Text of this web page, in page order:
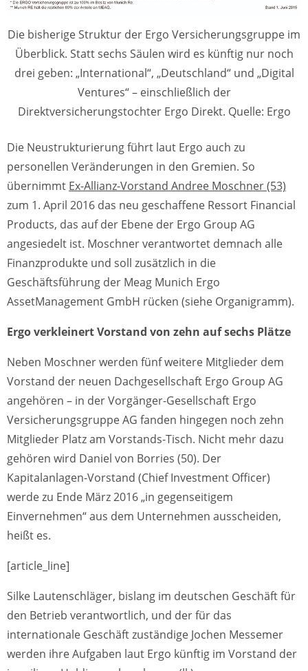
Die bisherige Struktur der Ergo Versicherungsgruppe im
Überblick. Statt sechs Säulen wird es künftig nur noch
drei geben: „International“, „Deutschland“ und „Digital
Ventures“ – einschließlich der
Direktversicherungstochter Ergo Direkt. Quelle: Ergo
Die Neustrukturierung führt laut Ergo auch zu
personellen Veränderungen in den Gremien. So
übernimmt Ex-Allianz-Vorstand Andree Moschner (53)
zum 1. April 2016 das neu geschaffene Ressort Financial
Products, das auf der Ebene der Ergo Group AG
angesiedelt ist. Moschner verantwortet demnach alle
Finanzprodukte und soll zusätzlich in die
Geschäftsführung der Meag Munich Ergo
AssetManagement GmbH rücken (siehe Organigramm).
Ergo verkleinert Vorstand von zehn auf sechs Plätze
Neben Moschner werden fünf weitere Mitglieder dem
Vorstand der neuen Dachgesellschaft Ergo Group AG
angehören – in der Vorgänger-Gesellschaft Ergo
Versicherungsgruppe AG fanden hingegen noch zehn
Mitglieder Platz am Vorstands-Tisch. Nicht mehr dazu
gehören wird Daniel von Borries (50). Der
Kapitalanlagen-Vorstand (Chief Investment Officer)
werde zu Ende März 2016 „in gegenseitigem
Einvernehmen“ aus dem Unternehmen ausscheiden,
heißt es.
[article_line]
Silke Lautenschläger, bislang im deutschen Geschäft für
den Betrieb verantwortlich, und der für das
internationale Geschäft zuständige Jochen Messemer
werden ihre Aufgaben laut Ergo künftig im Vorstand der